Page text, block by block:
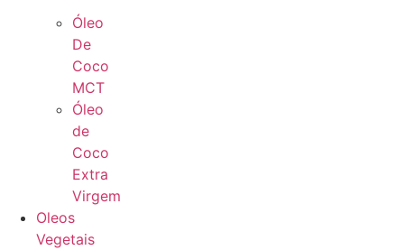
Óleo
De
Coco
MCT
Óleo
de
Coco
Extra
Virgem
Oleos
Vegetais